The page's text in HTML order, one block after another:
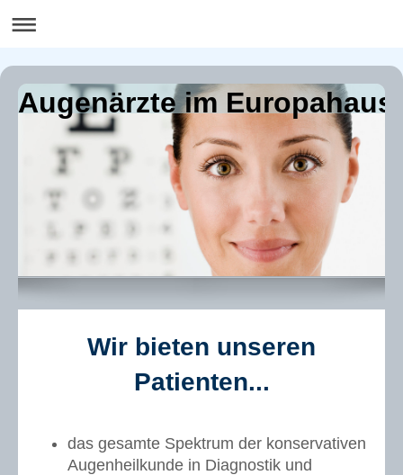
Augenärzte im Europahaus
Wir bieten unseren
Patienten...
das gesamte Spektrum der konservativen
Augenheilkunde in Diagnostik und